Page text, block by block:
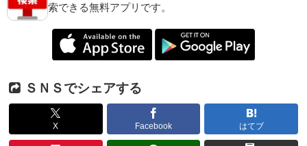
索できる無料アプリです。
ＳＮＳでシェアする
X Facebook はてブ